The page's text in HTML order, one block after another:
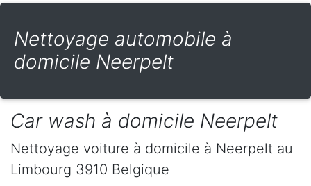
Nettoyage automobile à
domicile Neerpelt
Car wash à domicile Neerpelt
Nettoyage voiture à domicile à Neerpelt au
Limbourg 3910 Belgique